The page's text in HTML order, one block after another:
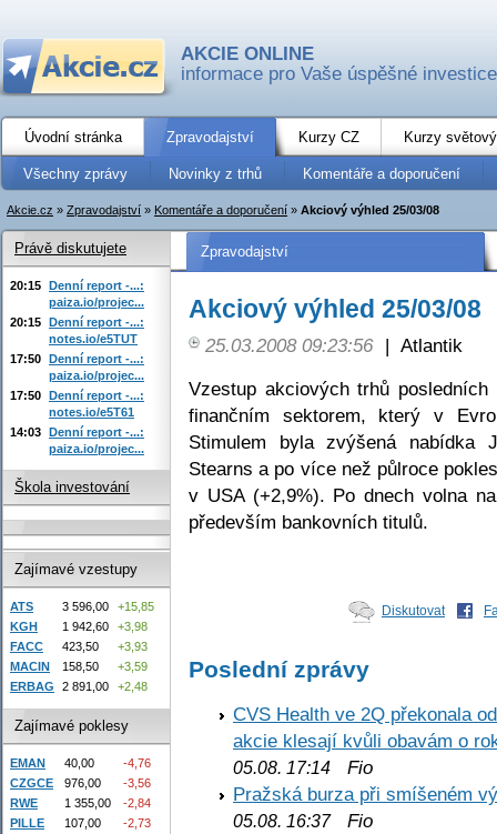
AKCIE ONLINE
informace pro Vaše úspěšné investice
Úvodní stránka Zpravodajství Kurzy CZ Kurzy
Všechny zprávy Novinky z trhů Komentáře a doporučení
Akcie.cz » Zpravodajství » Komentáře a doporučení » Akciový výhled 25/03/08
Zpravodajství
Akciový výhled 25/03/08
25.03.2008 09:23:56 | Atlantik
Vzestup akciových trhů
finančním sektorem, který v
Stimulem byla zvýšená nabídka
Stearns a po více než půlroce
v USA (+2,9%). Po dnech volna
především bankovních titulů.
Diskutovat
Poslední zprávy
CVS Health ve 2Q překonala
akcie klesají kvůli obavám o
05.08. 17:14 Fio
Pražská burza při smíšeném
05.08. 16:37Fio
Právě diskutujete
20:15 Denní report -...:
paiza.io/projec...
20:15 Denní report -...:
notes.io/e5TUT
17:50 Denní report -...:
paiza.io/projec...
17:50 Denní report -...:
notes.io/e5T61
14:03 Denní report -...:
paiza.io/projec...
Škola investování
Zajímavé vzestupy
ATS 3 596,00
+15,85
KGH
1 942,60
+3,98
FACC
423,50
+3,93
MACIN
158,50
+3,59
ERBAG
2 891,00 +2,48
Zajímavé poklesy
EMAN 40,00
-4,76
CZGCE
976,00
-3,56
RWE
1 355,00
-2,84
PILLE
107,00
-2,73